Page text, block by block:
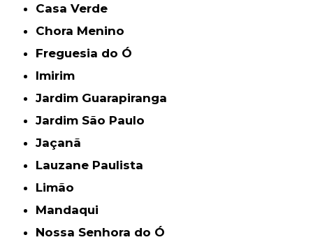
Casa Verde
Chora Menino
Freguesia do Ó
Imirim
Jardim Guarapiranga
Jardim São Paulo
Jaçanã
Lauzane Paulista
Limão
Mandaqui
Nossa Senhora do Ó